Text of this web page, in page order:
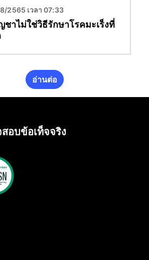
2565 เวลา 07:33
าไม่ใช่วิธีรักษาโรคมะเร็งที่
อ่านต่อ
อบข้อเท็จจริง